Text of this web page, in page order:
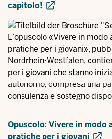
capitolo!
L’opuscolo «Vivere in
pratiche per i giovani»,
Nordrhein-Westfalen,
per i giovani che stanno
autonomo, compresa una
consulenza e sostegno
Opuscolo: Vivere in modo
pratiche per i giovani